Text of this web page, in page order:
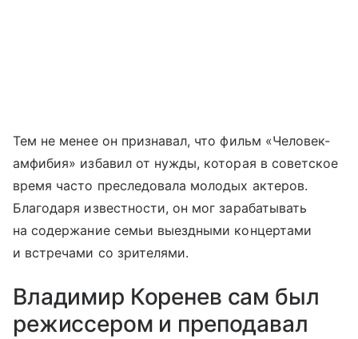
Тем не менее он признавал, что фильм «Человек-
амфибия» избавил от нужды, которая в советское
время часто преследовала молодых актеров.
Благодаря известности, он мог зарабатывать
на содержание семьи выездными концертами
и встречами со зрителями.
Владимир Коренев сам был
режиссером и преподавал